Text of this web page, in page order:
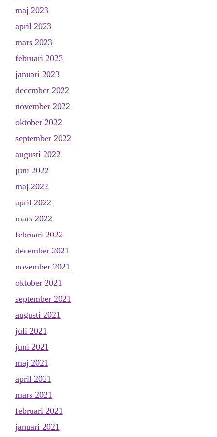
maj 2023
april 2023
mars 2023
februari 2023
januari 2023
december 2022
november 2022
oktober 2022
september 2022
augusti 2022
juni 2022
maj 2022
april 2022
mars 2022
februari 2022
december 2021
november 2021
oktober 2021
september 2021
augusti 2021
juli 2021
juni 2021
maj 2021
april 2021
mars 2021
februari 2021
januari 2021